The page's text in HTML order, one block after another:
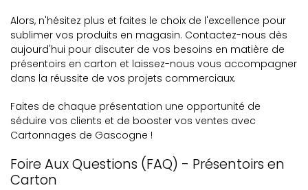
Alors, n'hésitez plus et faites le choix de l'excellence pour
sublimer vos produits en magasin. Contactez-nous dès
aujourd'hui pour discuter de vos besoins en matière de
présentoirs en carton et laissez-nous vous accompagner
dans la réussite de vos projets commerciaux.
Faites de chaque présentation une opportunité de
séduire vos clients et de booster vos ventes avec
Cartonnages de Gascogne !
Foire Aux Questions (FAQ) - Présentoirs en
Carton